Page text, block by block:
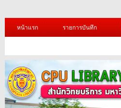
หน้าแรก รายการบันทึก